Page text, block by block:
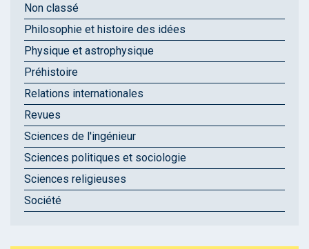
Non classé
Philosophie et histoire des idées
Physique et astrophysique
Préhistoire
Relations internationales
Revues
Sciences de l'ingénieur
Sciences politiques et sociologie
Sciences religieuses
Société